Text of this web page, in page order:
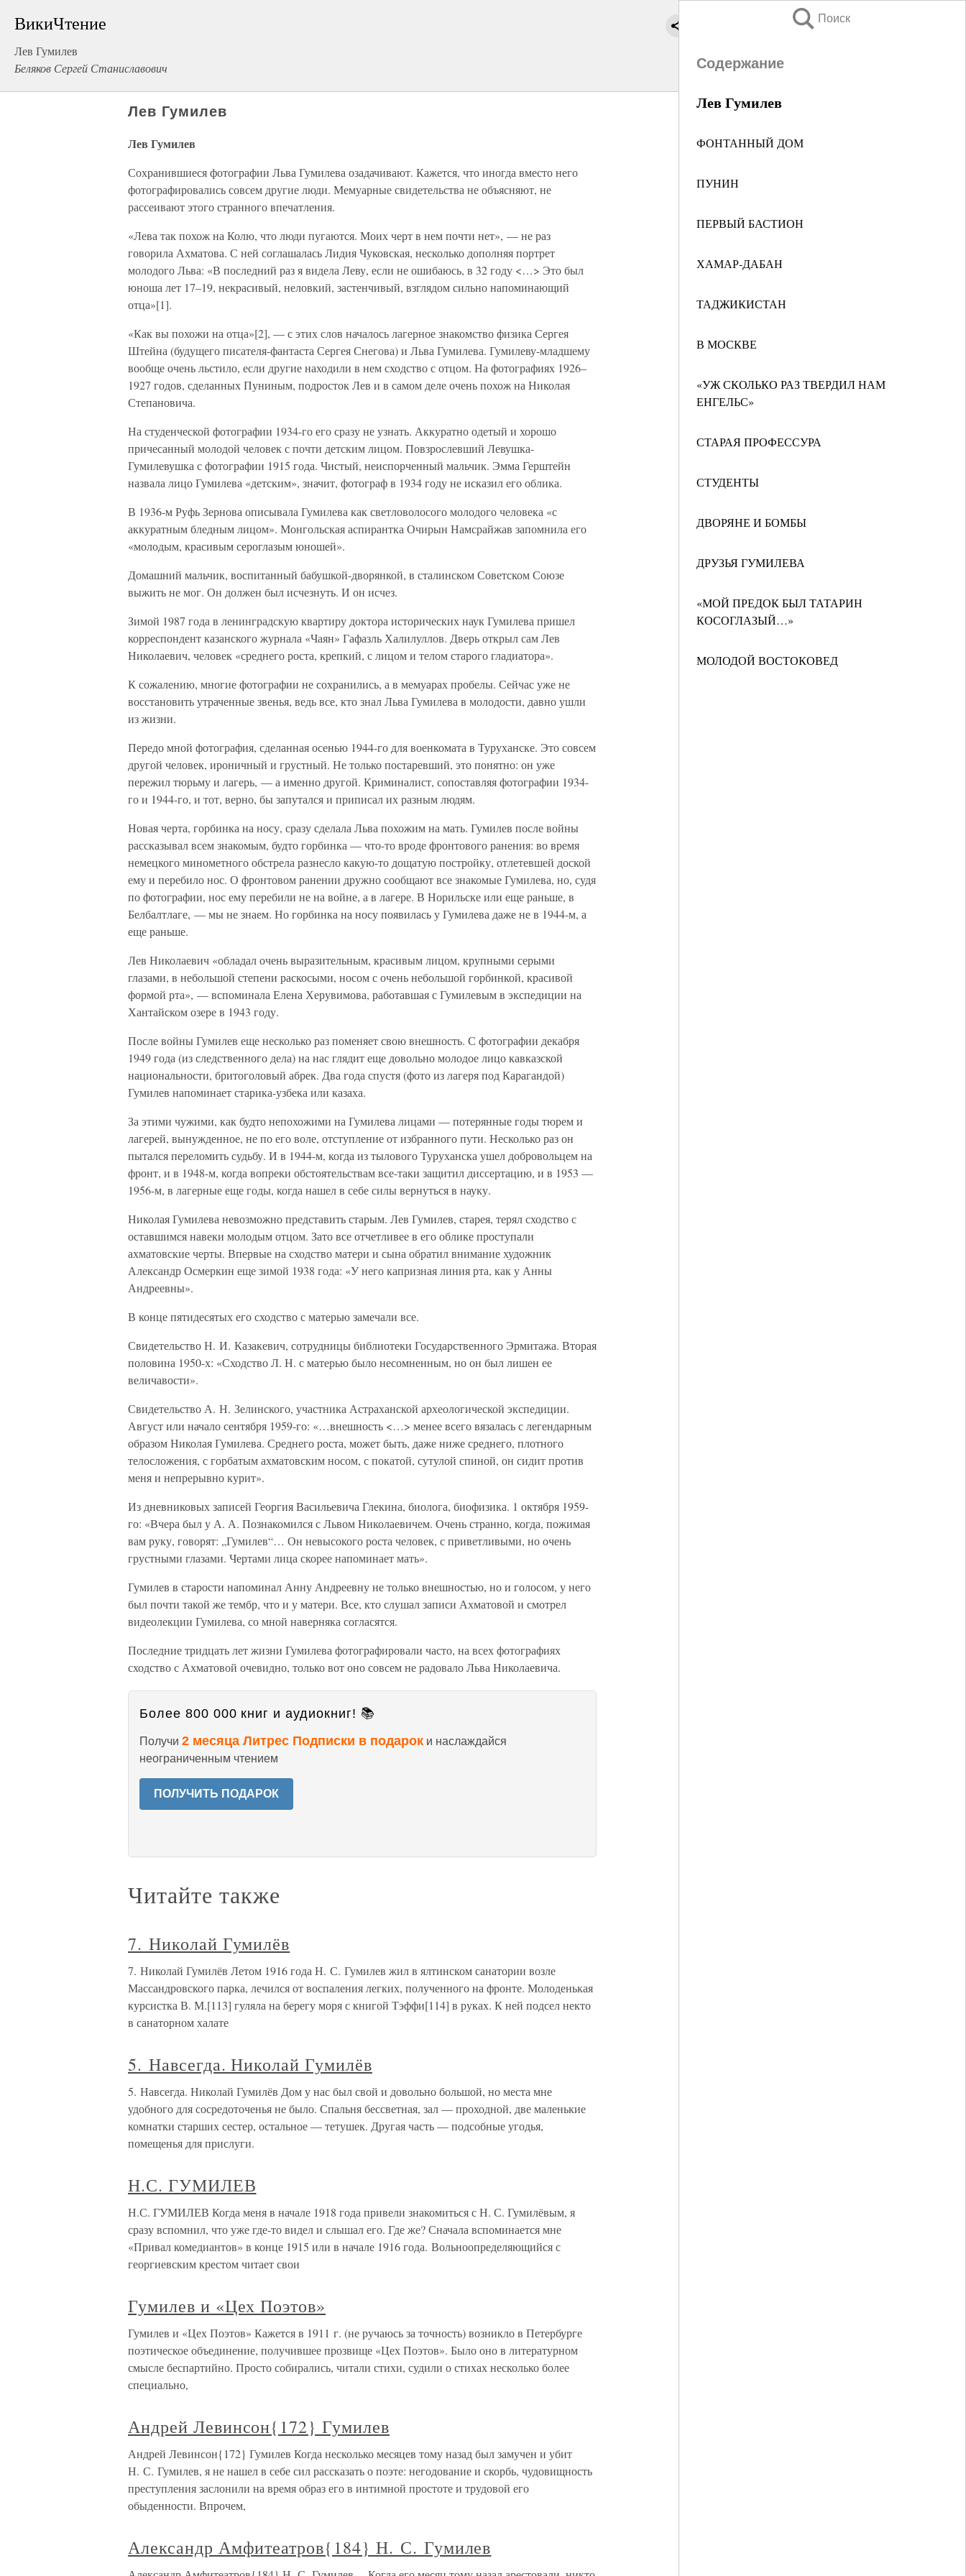
ВикиЧтение
Лев Гумилев
Беляков Сергей Станиславович
Поиск
Содержание
Лев Гумилев
ФОНТАННЫЙ ДОМ
ПУНИН
ПЕРВЫЙ БАСТИОН
ХАМАР-ДАБАН
ТАДЖИКИСТАН
В МОСКВЕ
«УЖ СКОЛЬКО РАЗ ТВЕРДИЛ НАМ
ЕНГЕЛЬС»
СТАРАЯ ПРОФЕССУРА
СТУДЕНТЫ
ДВОРЯНЕ И БОМБЫ
ДРУЗЬЯ ГУМИЛЕВА
«МОЙ ПРЕДОК БЫЛ ТАТАРИН
КОСОГЛАЗЫЙ…»
МОЛОДОЙ ВОСТОКОВЕД
Лев Гумилев
Лев Гумилев
Сохранившиеся фотографии Льва Гумилева озадачивают. Кажется, что иногда вместо него
фотографировались совсем другие люди. Мемуарные свидетельства не объясняют, не
рассеивают этого странного впечатления.
«Лева так похож на Колю, что люди пугаются. Моих черт в нем почти нет», — не раз
говорила Ахматова. С ней соглашалась Лидия Чуковская, несколько дополняя портрет
молодого Льва: «В последний раз я видела Леву, если не ошибаюсь, в 32 году <…> Это был
юноша лет 17–19, некрасивый, неловкий, застенчивый, взглядом сильно напоминающий
отца»[1].
«Как вы похожи на отца»[2], — с этих слов началось лагерное знакомство физика Сергея
Штейна (будущего писателя-фантаста Сергея Снегова) и Льва Гумилева. Гумилеву-младшему
вообще очень льстило, если другие находили в нем сходство с отцом. На фотографиях 1926–
1927 годов, сделанных Пуниным, подросток Лев и в самом деле очень похож на Николая
Степановича.
На студенческой фотографии 1934-го его сразу не узнать. Аккуратно одетый и хорошо
причесанный молодой человек с почти детским лицом. Повзрослевший Левушка-
Гумилевушка с фотографии 1915 года. Чистый, неиспорченный мальчик. Эмма Герштейн
назвала лицо Гумилева «детским», значит, фотограф в 1934 году не исказил его облика.
В 1936-м Руфь Зернова описывала Гумилева как светловолосого молодого человека «с
аккуратным бледным лицом». Монгольская аспирантка Очирын Намсрайжав запомнила его
«молодым, красивым сероглазым юношей».
Домашний мальчик, воспитанный бабушкой-дворянкой, в сталинском Советском Союзе
выжить не мог. Он должен был исчезнуть. И он исчез.
Зимой 1987 года в ленинградскую квартиру доктора исторических наук Гумилева пришел
корреспондент казанского журнала «Чаян» Гафазль Халилуллов. Дверь открыл сам Лев
Николаевич, человек «среднего роста, крепкий, с лицом и телом старого гладиатора».
К сожалению, многие фотографии не сохранились, а в мемуарах пробелы. Сейчас уже не
восстановить утраченные звенья, ведь все, кто знал Льва Гумилева в молодости, давно ушли
из жизни.
Передо мной фотография, сделанная осенью 1944-го для военкомата в Туруханске. Это совсем
другой человек, ироничный и грустный. Не только постаревший, это понятно: он уже
пережил тюрьму и лагерь, — а именно другой. Криминалист, сопоставляя фотографии 1934-
го и 1944-го, и тот, верно, бы запутался и приписал их разным людям.
Новая черта, горбинка на носу, сразу сделала Льва похожим на мать. Гумилев после войны
рассказывал всем знакомым, будто горбинка — что-то вроде фронтового ранения: во время
немецкого минометного обстрела разнесло какую-то дощатую постройку, отлетевшей доской
ему и перебило нос. О фронтовом ранении дружно сообщают все знакомые Гумилева, но, судя
по фотографии, нос ему перебили не на войне, а в лагере. В Норильске или еще раньше, в
Белбалтлаге, — мы не знаем. Но горбинка на носу появилась у Гумилева даже не в 1944-м, а
еще раньше.
Лев Николаевич «обладал очень выразительным, красивым лицом, крупными серыми
глазами, в небольшой степени раскосыми, носом с очень небольшой горбинкой, красивой
формой рта», — вспоминала Елена Херувимова, работавшая с Гумилевым в экспедиции на
Хантайском озере в 1943 году.
После войны Гумилев еще несколько раз поменяет свою внешность. С фотографии декабря
1949 года (из следственного дела) на нас глядит еще довольно молодое лицо кавказской
национальности, бритоголовый абрек. Два года спустя (фото из лагеря под Карагандой)
Гумилев напоминает старика-узбека или казаха.
За этими чужими, как будто непохожими на Гумилева лицами — потерянные годы тюрем и
лагерей, вынужденное, не по его воле, отступление от избранного пути. Несколько раз он
пытался переломить судьбу. И в 1944-м, когда из тылового Туруханска ушел добровольцем на
фронт, и в 1948-м, когда вопреки обстоятельствам все-таки защитил диссертацию, и в 1953 —
1956-м, в лагерные еще годы, когда нашел в себе силы вернуться в науку.
Николая Гумилева невозможно представить старым. Лев Гумилев, старея, терял сходство с
оставшимся навеки молодым отцом. Зато все отчетливее в его облике проступали
ахматовские черты. Впервые на сходство матери и сына обратил внимание художник
Александр Осмеркин еще зимой 1938 года: «У него капризная линия рта, как у Анны
Андреевны».
В конце пятидесятых его сходство с матерью замечали все.
Свидетельство Н. И. Казакевич, сотрудницы библиотеки Государственного Эрмитажа. Вторая
половина 1950-х: «Сходство Л. Н. с матерью было несомненным, но он был лишен ее
величавости».
Свидетельство А. Н. Зелинского, участника Астраханской археологической экспедиции.
Август или начало сентября 1959-го: «…внешность <…> менее всего вязалась с легендарным
образом Николая Гумилева. Среднего роста, может быть, даже ниже среднего, плотного
телосложения, с горбатым ахматовским носом, с покатой, сутулой спиной, он сидит против
меня и непрерывно курит».
Из дневниковых записей Георгия Васильевича Глекина, биолога, биофизика. 1 октября 1959-
го: «Вчера был у А. А. Познакомился с Львом Николаевичем. Очень странно, когда, пожимая
вам руку, говорят: „Гумилев“… Он невысокого роста человек, с приветливыми, но очень
грустными глазами. Чертами лица скорее напоминает мать».
Гумилев в старости напоминал Анну Андреевну не только внешностью, но и голосом, у него
был почти такой же тембр, что и у матери. Все, кто слушал записи Ахматовой и смотрел
видеолекции Гумилева, со мной наверняка согласятся.
Последние тридцать лет жизни Гумилева фотографировали часто, на всех фотографиях
сходство с Ахматовой очевидно, только вот оно совсем не радовало Льва Николаевича.
Более 800 000 книг и аудиокниг! 📚
Получи 2 месяца Литрес Подписки в подарок и наслаждайся
неограниченным чтением
ПОЛУЧИТЬ ПОДАРОК
Читайте также
7. Николай Гумилёв
7. Николай Гумилёв Летом 1916 года Н. С. Гумилев жил в ялтинском санатории возле
Массандровского парка, лечился от воспаления легких, полученного на фронте. Молоденькая
курсистка В. М.[113] гуляла на берегу моря с книгой Тэффи[114] в руках. К ней подсел некто
в санаторном халате
5. Навсегда. Николай Гумилёв
5. Навсегда. Николай Гумилёв Дом у нас был свой и довольно большой, но места мне
удобного для сосредоточенья не было. Спальня бессветная, зал — проходной, две маленькие
комнатки старших сестер, остальное — тетушек. Другая часть — подсобные угодья,
помещенья для прислуги.
Н.С. ГУМИЛЕВ
Н.С. ГУМИЛЕВ Когда меня в начале 1918 года привели знакомиться с Н. С. Гумилёвым, я
сразу вспомнил, что уже где-то видел и слышал его. Где же? Сначала вспоминается мне
«Привал комедиантов» в конце 1915 или в начале 1916 года. Вольноопределяющийся с
георгиевским крестом читает свои
Гумилев и «Цех Поэтов»
Гумилев и «Цех Поэтов» Кажется в 1911 г. (не ручаюсь за точность) возникло в Петербурге
поэтическое объединение, получившее прозвище «Цех Поэтов». Было оно в литературном
смысле беспартийно. Просто собирались, читали стихи, судили о стихах несколько более
специально,
Андрей Левинсон{172} Гумилев
Андрей Левинсон{172} Гумилев Когда несколько месяцев тому назад был замучен и убит
Н. С. Гумилев, я не нашел в себе сил рассказать о поэте: негодование и скорбь, чудовищность
преступления заслонили на время образ его в интимной простоте и трудовой его
обыденности. Впрочем,
Александр Амфитеатров{184} Н. С. Гумилев